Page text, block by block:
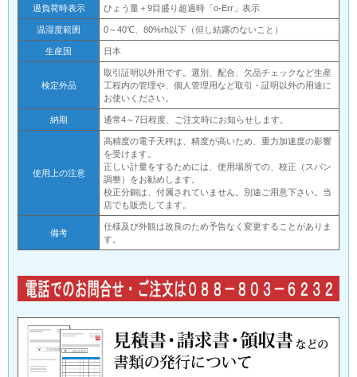
過負荷時表示 ひょう量＋9目盛り超過時「o-Err」表示
温湿度範囲 0～40℃、80%rh以下（但し結露のないこと）
生産国 日本
検定外品
取引証明以外用です。選別、配合、欠品チェックなど生産
工程内の管理や、個人管理用など取引・証明以外の用途に
お使いください。
納期 通常4～7日程度、ご注文時にお知らせします。
使用上の注意
高精度の電子天秤は、精度が高いため、重力加速度の影響
を受けます。
正しい計量をするためには、使用場所での、校正（スパン
調整）をお勧めします。
校正分銅は、付属されていません。別途ご用意下さい。当
店でも販売してます。
備考
仕様及び外観は改良のため予告なく変更することがありま
す。